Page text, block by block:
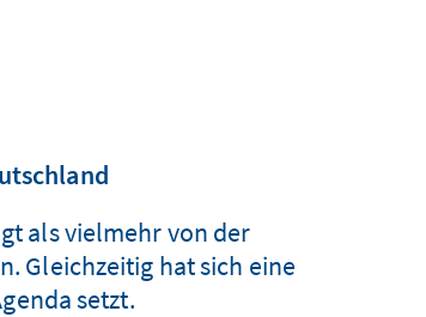
als vielmehr von der
Gleichzeitig hat sich eine
setzt.